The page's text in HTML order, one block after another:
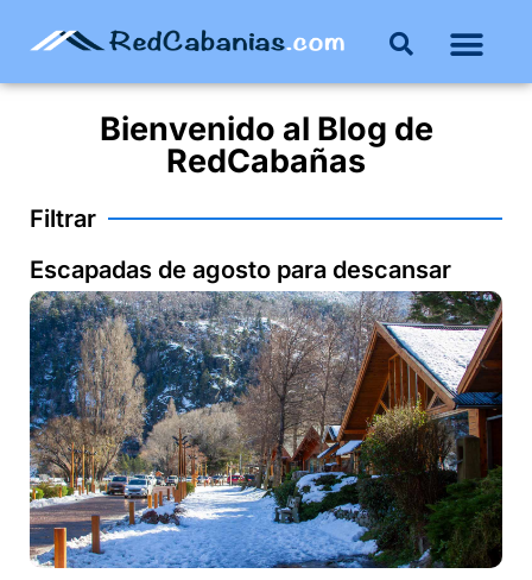
Bienvenido al Blog de
RedCabañas
Filtrar
Escapadas de agosto para descansar